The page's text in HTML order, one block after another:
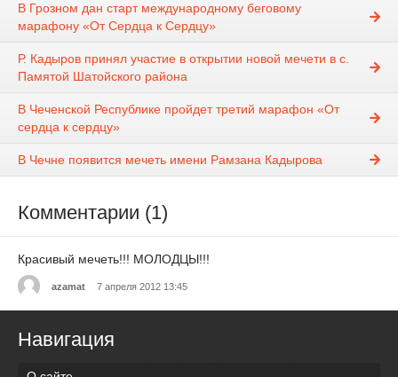
В Грозном дан старт международному беговому
марафону «От Сердца к Сердцу»
Р. Кадыров принял участие в открытии новой мечети в с.
Памятой Шатойского района
В Чеченской Республике пройдет третий марафон «От
сердца к сердцу»
В Чечне появится мечеть имени Рамзана Кадырова
Комментарии (1)
Красивый мечеть!!! МОЛОДЦЫ!!!
azamat 7 апреля 2012 13:45
Навигация